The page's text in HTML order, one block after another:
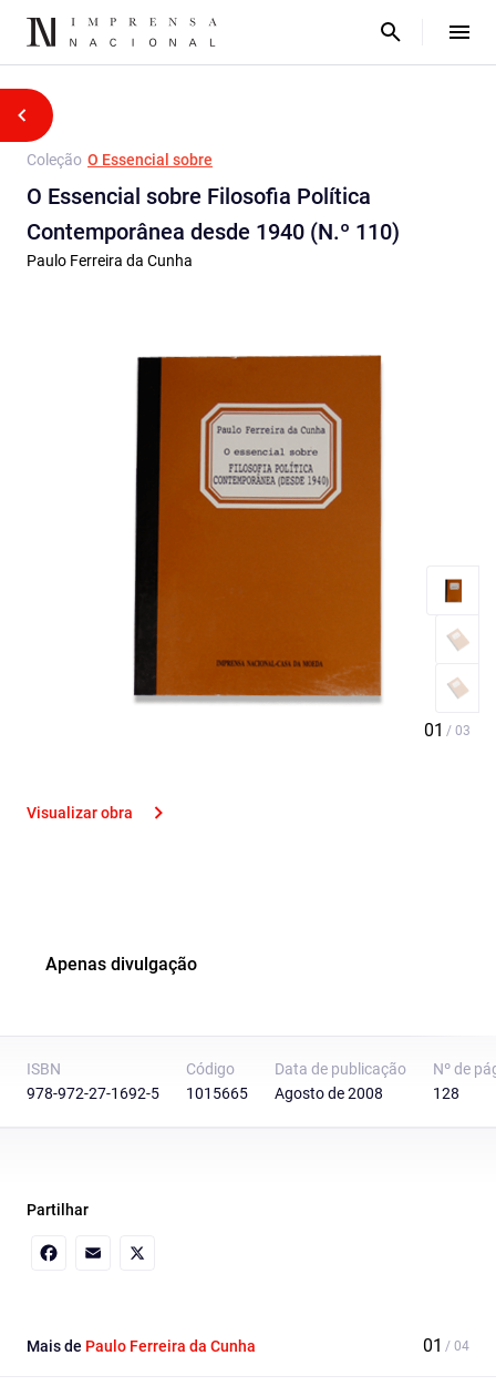
Coleção O Essencial sobre
O Essencial sobre Filosofia Política
Contemporânea desde 1940 (N.º 110)
Paulo Ferreira da Cunha
Visualizar obra
Apenas divulgação
ISBN
978-972-27-1692-5
Código
1015665
Data de publicação
Agosto de 2008
Nº de
128
Partilhar
Mais de Paulo Ferreira da Cunha